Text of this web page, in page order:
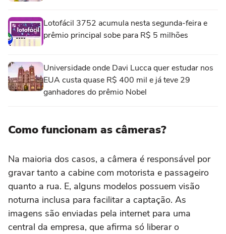
Lotofácil 3752 acumula nesta segunda-feira e
prêmio principal sobe para R$ 5 milhões
Universidade onde Davi Lucca quer estudar nos
EUA custa quase R$ 400 mil e já teve 29
ganhadores do prêmio Nobel
Como funcionam as câmeras?
Na maioria dos casos, a câmera é responsável por
gravar tanto a cabine com motorista e passageiro
quanto a rua. E, alguns modelos possuem visão
noturna inclusa para facilitar a captação. As
imagens são enviadas pela internet para uma
central da empresa, que afirma só liberar o